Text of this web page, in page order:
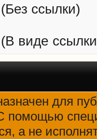
(Без ссылки)
(В виде
для
помощью
а не